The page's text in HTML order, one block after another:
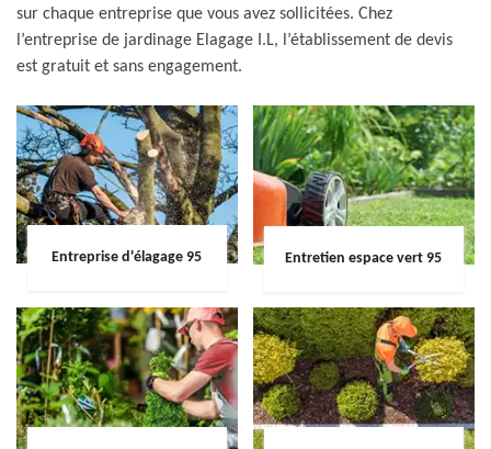
sur chaque entreprise que vous avez sollicitées. Chez
l’entreprise de jardinage Elagage I.L, l’établissement de devis
est gratuit et sans engagement.
Entreprise d'élagage 95 Entretien espace vert 95